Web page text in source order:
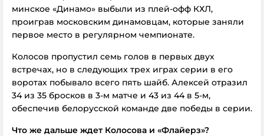
минское «Динамо» выбыли из плей-офф КХЛ,
проиграв московским динамовцам, которые заняли
первое место в регулярном чемпионате.
Колосов пропустил семь голов в первых двух
встречах, но в следующих трех играх серии в его
воротах побывало всего пять шайб. Алексей отразил
34 из 35 бросков в 3-м матче и 43 из 44 в 5-м,
обеспечив белорусской команде две победы в серии.
Что же дальше ждет Колосова и «Флайерз»?